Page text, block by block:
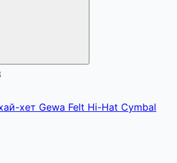
хет Gewa Felt Hi-Hat Cymbal